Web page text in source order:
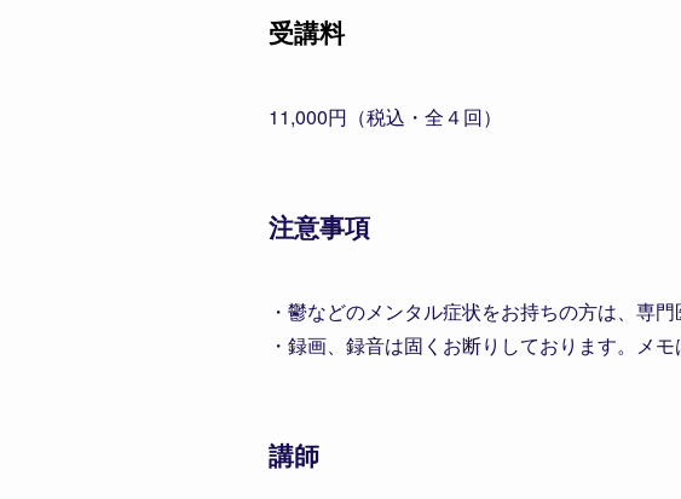
受講料
11,000円（税込・全４回）
注意事項
・鬱などのメンタル症状をお持ちの方は、専
・録画、録音は固くお断りしております。メ
講師